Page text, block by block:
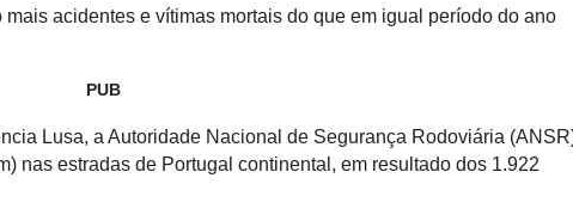
acidentes e vítimas mortais do que em igual período do ano
PUB
Lusa, a Autoridade Nacional de Segurança Rodoviária
nas estradas de Portugal continental, em resultado dos 1.922